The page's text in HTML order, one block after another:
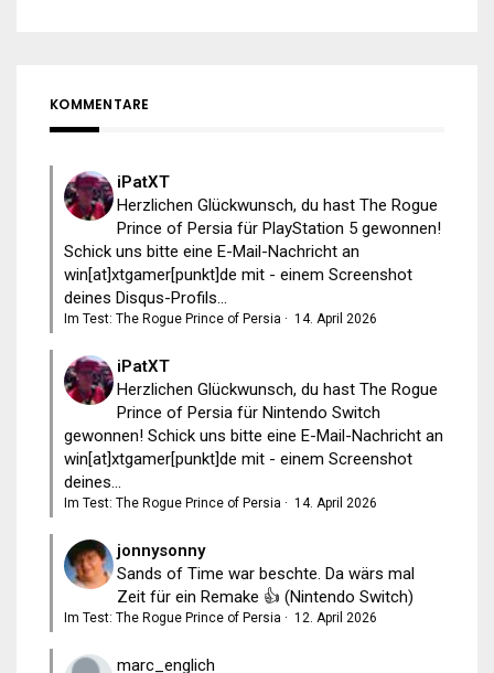
KOMMENTARE
iPatXT
Herzlichen Glückwunsch, du hast The Rogue
Prince of Persia für PlayStation 5 gewonnen!
Schick uns bitte eine E-Mail-Nachricht an
win[at]xtgamer[punkt]de mit - einem Screenshot
deines Disqus-Profils...
Im Test: The Rogue Prince of Persia · 14. April 2026
iPatXT
Herzlichen Glückwunsch, du hast The Rogue
Prince of Persia für Nintendo Switch
gewonnen! Schick uns bitte eine E-Mail-Nachricht an
win[at]xtgamer[punkt]de mit - einem Screenshot
deines...
Im Test: The Rogue Prince of Persia · 14. April 2026
jonnysonny
Sands of Time war beschte. Da wärs mal
Zeit für ein Remake 👍 (Nintendo Switch)
Im Test: The Rogue Prince of Persia · 12. April 2026
marc_englich